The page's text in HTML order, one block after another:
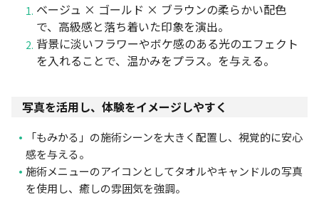
ベージュ × ゴールド × ブラウンの柔らかい配色
で、高級感と落ち着いた印象を演出。
背景に淡いフラワーやボケ感のある光のエフェクト
を入れることで、温かみをプラス。を与える。
写真を活用し、体験をイメージしやすく
「もみかる」の施術シーンを大きく配置し、視覚的に安心
感を与える。
施術メニューのアイコンとしてタオルやキャンドルの写真
を使用し、癒しの雰囲気を強調。